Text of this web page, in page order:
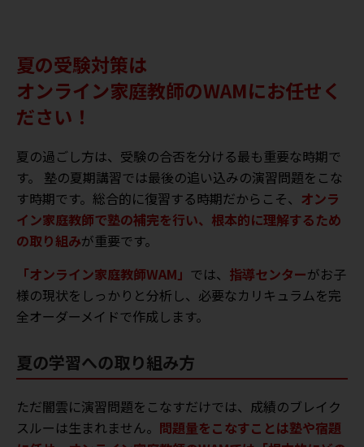
夏の受験対策は
オンライン家庭教師のWAMにお任せく
ださい！
夏の過ごし方は、受験の合否を分ける最も重要な時期で
す。 塾の夏期講習では最後の追い込みの演習問題をこな
す時期です。総合的に復習する時期だからこそ、 オンラ
イン家庭教師で塾の補完を行い、根本的に理解するため
の取り組みが重要です。
「オンライン家庭教師WAM」 では、 指導センターがお子
様の現状をしっかりと分析し、必要なカリキュラムを完
全オーダーメイドで作成します。
夏の学習への取り組み方
ただ闇雲に演習問題をこなすだけでは、成績のブレイク
スルーは生まれません。 問題量をこなすことは塾や宿題